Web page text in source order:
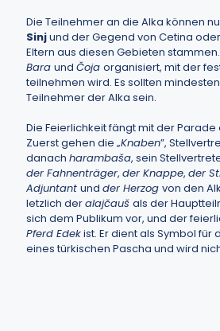
Die Teilnehmer an die Alka können
Sinjund der Gegend von Cetina
Eltern aus diesen Gebieten
Bara und Čoja organisiert, mit der
teilnehmen wird. Es sollten
Teilnehmer der Alka sein.
Die Feierlichkeit fängt mit der Parade
Zuerst gehen die „Knaben”,
danach harambaša, sein
der Fahnenträger, der Knappe, der
Adjuntant und der Herzog von den
letzlich deralajčauš als der
sich dem Publikum vor, und der
Pferd Edekist. Er dient als Symbol
eines türkischen Pascha und wird